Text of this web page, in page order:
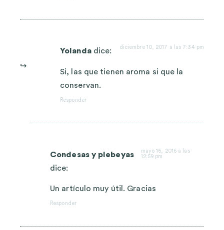
Yolanda dice: diciembre 10, 2017 a las 7:34 pm
Si, las que tienen aroma si que la
conservan.
Responder
Condesas y plebeyas
dice:
mayo 16, 2016 a las
12:59 pm
Un artículo muy útil. Gracias
Responder